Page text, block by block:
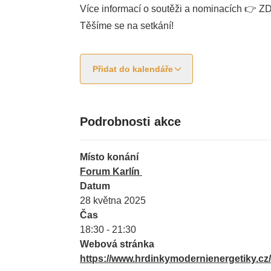
Více informací o soutěži a nominacích 👉
Těšíme se na setkání!
Přidat do kalendáře
Podrobnosti akce
Místo konání
Forum Karlín
Datum
28 května 2025
Čas
18:30 - 21:30
Webová stránka
https://www.hrdinkymodernienergetiky.cz/